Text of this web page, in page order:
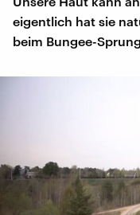
eigentlich hat sie
beim Bungee-